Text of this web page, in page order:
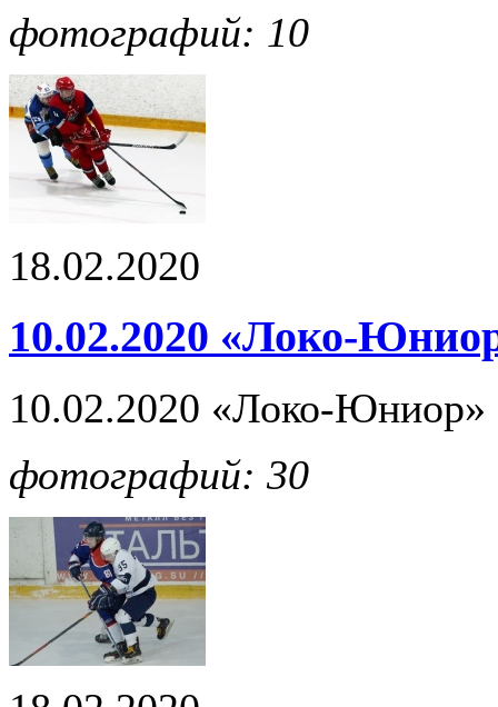
фотографий: 10
18.02.2020
10.02.2020 «Локо-
10.02.2020 «Локо-Юниор»
фотографий: 30